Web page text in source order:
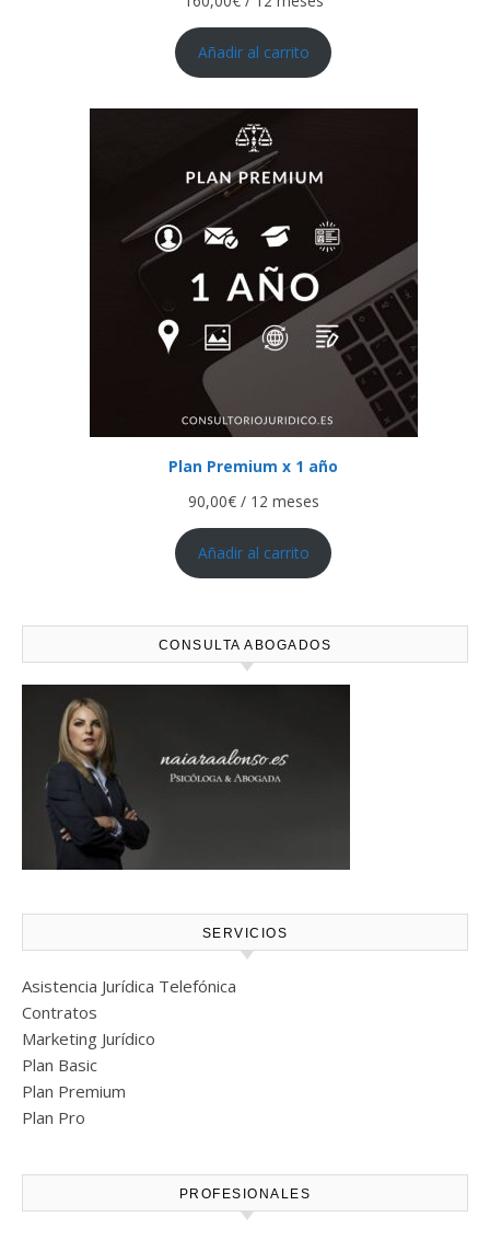
Añadir al carrito
Plan Premium x 1 año
90,00€/ 12 meses
Añadir al carrito
CONSULTA ABOGADOS
SERVICIOS
Asistencia Jurídica Telefónica
Contratos
Marketing Jurídico
Plan Basic
Plan Premium
Plan Pro
PROFESIONALES